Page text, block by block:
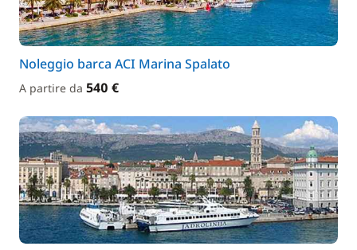
Noleggio barca ACI Marina Spalato
A partire da 540 €